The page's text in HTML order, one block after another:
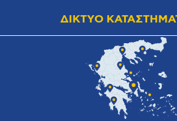
ΔΙΚΤΥΟ